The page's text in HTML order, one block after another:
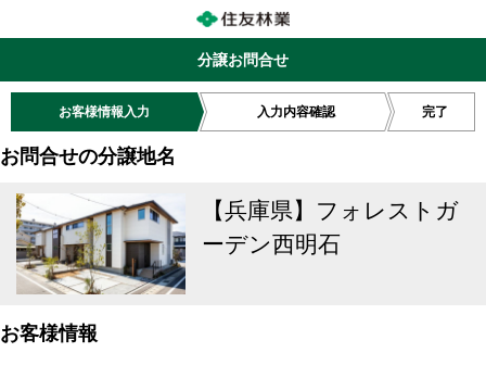
分譲お問合せ
お客様情報入力 入力内容確認 完了
お問合せの分譲地名
【兵庫県】フォレストガ
ーデン西明石
お客様情報